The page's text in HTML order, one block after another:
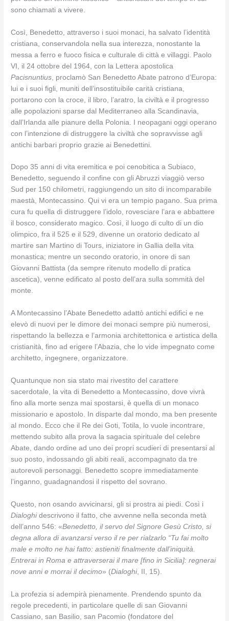
sono chiamati a vivere.
Così, Benedetto, attraverso i suoi monaci, ha salvato l’identità
cristiana, conservandola nella sua interezza, nonostante la
messa a ferro e fuoco fisica e culturale di città e villaggi. Paolo
VI, il 24 ottobre del 1964, con la Lettera apostolica
Pacisnuntius , proclamò San Benedetto Abate patrono d’Europa:
lui e i suoi figli, muniti dell’insostituibile carità cristiana,
portarono con la croce, il libro, l’aratro, la civiltà e il progresso
alle popolazioni sparse dal Mediterraneo alla Scandinavia,
dall’Irlanda alle pianure della Polonia. I neopagani oggi operano
con l’intenzione di distruggere la civiltà che sopravvisse agli
antichi barbari proprio grazie ai Benedettini.
Dopo 35 anni di vita eremitica e poi cenobitica a Subiaco,
Benedetto, seguendo il confine con gli Abruzzi viaggiò verso
Sud per 150 chilometri, raggiungendo un sito di incomparabile
maestà, Montecassino. Qui vi era un tempio pagano. Sua prima
cura fu quella di distruggere l’idolo, rovesciare l’ara e abbattere
il bosco, considerato magico. Così, il luogo di culto di un dio
olimpico, fra il 525 e il 529, divenne un oratorio dedicato al
martire san Martino di Tours, iniziatore in Gallia della vita
monastica; mentre un secondo oratorio, in onore di san
Giovanni Battista (da sempre ritenuto modello di pratica
ascetica), venne edificato al posto dell’ara sulla sommità del
monte.
A Montecassino l’Abate Benedetto adattò antichi edifici e ne
elevò di nuovi per le dimore dei monaci sempre più numerosi,
rispettando la bellezza e l’armonia architettonica e artistica della
cristianità, fino ad erigere l’Abazia, che lo vide impegnato come
architetto, ingegnere, organizzatore.
Quantunque non sia stato mai rivestito del carattere
sacerdotale, la vita di Benedetto a Montecassino, dove vivrà
fino alla morte senza mai spostarsi, è quella di un monaco
missionario e apostolo. In disparte dal mondo, ma ben presente
al mondo. Ecco che il Re dei Goti, Totila, lo vuole incontrare,
mettendo subito alla prova la sagacia spirituale del celebre
Abate, dando ordine ad uno dei propri scudieri di presentarsi al
suo posto, indossando gli abiti reali, accompagnato da tre
autorevoli personaggi. Benedetto scopre immediatamente
l’inganno, guadagnandosi il rispetto del sovrano.
Questo, non osando avvicinarsi, gli si prostra ai piedi. Così i
Dialoghidescrivono il fatto, che avvenne nella seconda metà
dell’anno 546: «Benedetto, il servo del Signore Gesù Cristo, si
degna allora di avanzarsi verso il re per rialzarlo “Tu fai molto
male e molto ne hai fatto: astieniti finalmente dall’iniquità.
Entrerai in Roma e attraverserai il mare [fino in Sicilia]: regnerai
nove anni e morrai il decimo» (Dialoghi, II, 15).
La profezia si adempirà pienamente. Prendendo spunto da
regole precedenti, in particolare quelle di san Giovanni
Cassiano, san Basilio, san Pacomio (fondatore del